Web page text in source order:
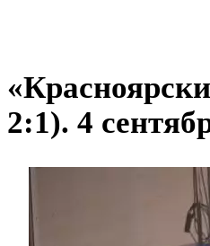
2:1). 4